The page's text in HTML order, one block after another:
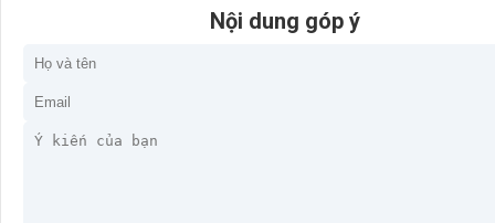
Nội dung góp ý